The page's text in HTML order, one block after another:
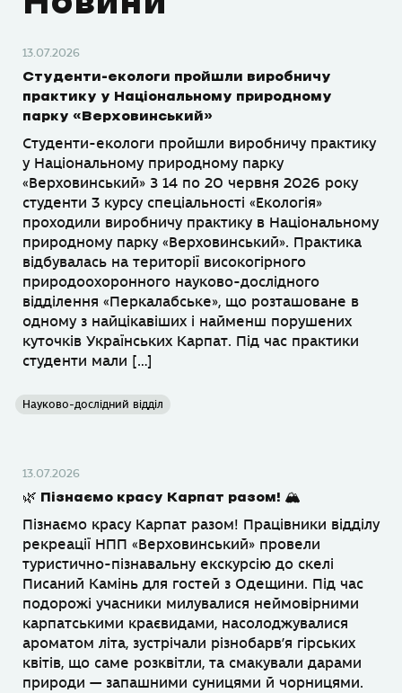
13.07.2026
Студенти-екологи пройшли виробничу
практику у Національному природному
парку «Верховинський»
Студенти-екологи пройшли виробничу практику
у Національному природному парку
«Верховинський» З 14 по 20 червня 2026 року
студенти 3 курсу спеціальності «Екологія»
проходили виробничу практику в Національному
природному парку «Верховинський». Практика
відбувалась на території високогірного
природоохоронного науково-дослідного
відділення «Перкалабське», що розташоване в
одному з найцікавіших і найменш порушених
куточків Українських Карпат. Під час практики
студенти мали […]
Науково-дослідний відділ
13.07.2026
🌿 Пізнаємо красу Карпат разом! 🏔
Пізнаємо красу Карпат разом! Працівники відділу
рекреації НПП «Верховинський» провели
туристично-пізнавальну екскурсію до скелі
Писаний Камінь для гостей з Одещини. Під час
подорожі учасники милувалися неймовірними
карпатськими краєвидами, насолоджувалися
ароматом літа, зустрічали різнобарв’я гірських
квітів, що саме розквітли, та смакували дарами
природи — запашними суницями й чорницями.